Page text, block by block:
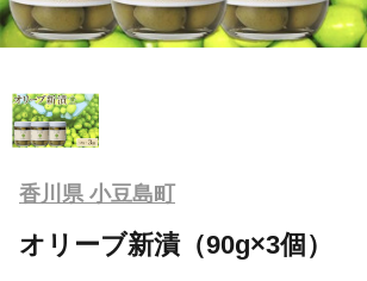
香川県 小豆島町
オリーブ新漬（90g×3個）